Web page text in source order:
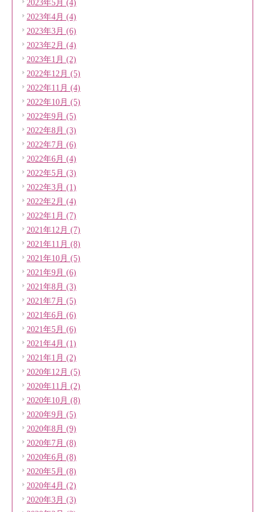
2023年5月 (4)
2023年4月 (4)
2023年3月 (6)
2023年2月 (4)
2023年1月 (2)
2022年12月 (5)
2022年11月 (4)
2022年10月 (5)
2022年9月 (5)
2022年8月 (3)
2022年7月 (6)
2022年6月 (4)
2022年5月 (3)
2022年3月 (1)
2022年2月 (4)
2022年1月 (7)
2021年12月 (7)
2021年11月 (8)
2021年10月 (5)
2021年9月 (6)
2021年8月 (3)
2021年7月 (5)
2021年6月 (6)
2021年5月 (6)
2021年4月 (1)
2021年1月 (2)
2020年12月 (5)
2020年11月 (2)
2020年10月 (8)
2020年9月 (5)
2020年8月 (9)
2020年7月 (8)
2020年6月 (8)
2020年5月 (8)
2020年4月 (2)
2020年3月 (3)